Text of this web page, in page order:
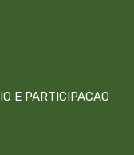
E PARTICIPACAO